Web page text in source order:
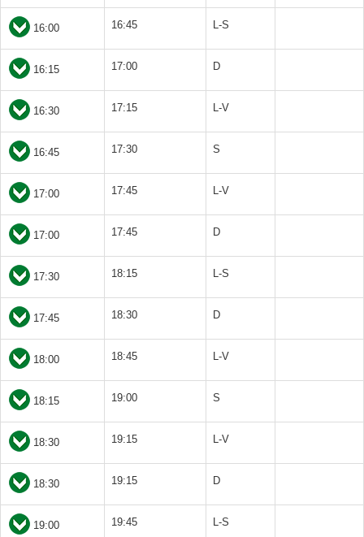
16:00 16:45 L-S
16:15 17:00 D
16:30 17:15 L-V
16:45 17:30 S
17:00 17:45 L-V
17:00 17:45 D
17:30 18:15 L-S
17:45 18:30 D
18:00 18:45 L-V
18:15 19:00 S
18:30 19:15 L-V
18:30 19:15 D
19:00 19:45 L-S